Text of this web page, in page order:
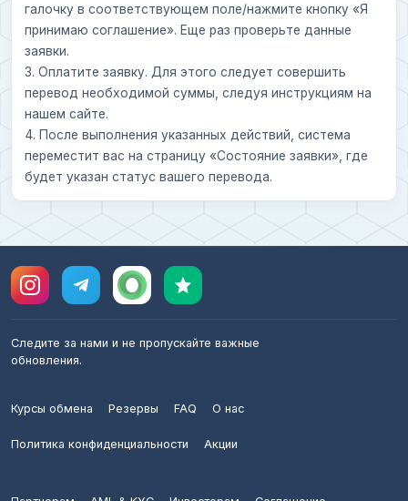
галочку в соответствующем поле/нажмите кнопку «Я
принимаю соглашение». Еще раз проверьте данные
заявки.
3. Оплатите заявку. Для этого следует совершить
перевод необходимой суммы, следуя инструкциям на
нашем сайте.
4. После выполнения указанных действий, система
переместит вас на страницу «Состояние заявки», где
будет указан статус вашего перевода.
Следите за нами и не пропускайте важные
обновления.
Курсы обмена Резервы FAQ О нас
Политика конфиденциальности Акции